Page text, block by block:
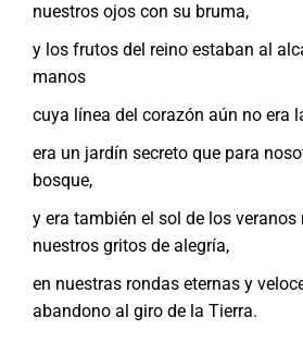
nuestros ojos con su bruma,
y los frutos del reino estaban al
manos
cuya línea del corazón aún no era
era un jardín secreto que para
bosque,
y era también el sol de los veranos
nuestros gritos de alegría,
en nuestras rondas eternas y
abandono al giro de la Tierra.